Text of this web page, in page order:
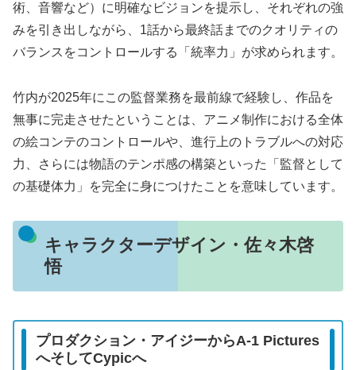
術、音響など）に明確なビジョンを提示し、それぞれの強
みを引き出しながら、1話から最終話までのクオリティの
バランスをコントロールする「統率力」が求められます。
竹内が2025年にこの監督業務を最前線で経験し、作品を
無事に完走させたということは、アニメ制作における全体
の絵コンテのコントロールや、進行上のトラブルへの対応
力、さらには物語のテンポ感の構築といった「監督として
の基礎体力」を完全に身につけたことを意味しています。
キャラクターデザイン・佐々木啓
悟
プロダクション・アイジーからA-1 Pictures
へそしてCypicへ